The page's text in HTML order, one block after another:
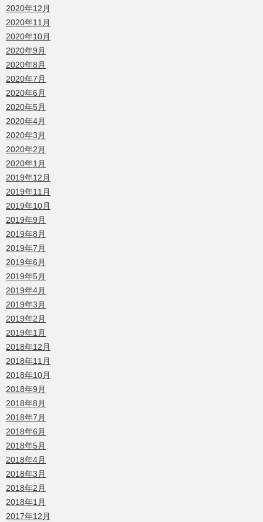
2020年12月
2020年11月
2020年10月
2020年9月
2020年8月
2020年7月
2020年6月
2020年5月
2020年4月
2020年3月
2020年2月
2020年1月
2019年12月
2019年11月
2019年10月
2019年9月
2019年8月
2019年7月
2019年6月
2019年5月
2019年4月
2019年3月
2019年2月
2019年1月
2018年12月
2018年11月
2018年10月
2018年9月
2018年8月
2018年7月
2018年6月
2018年5月
2018年4月
2018年3月
2018年2月
2018年1月
2017年12月